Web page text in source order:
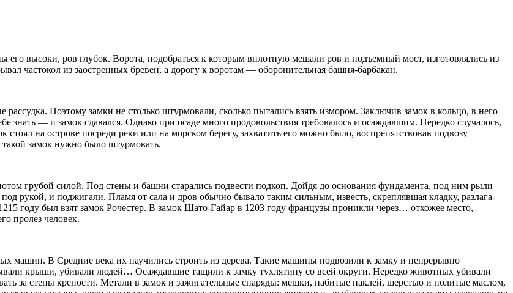
высоки, ров глубок. Ворота, подобраться к которым вплотную мешали ров и подъемный мост, изготовлялись из
частокол из заостренных бревен, а до­рогу к воротам — оборонительная башня-барбакан.
По­этому замки не столько штурмовали, сколько пытались взять измором. Заключив замок в кольцо, в него
знать — и замок сдавался. Однако при осаде много продовольствия требовалось и осаждавшим. Неред­ко случалось,
на острове посреди реки или на морском берегу, захватить его можно было, воспрепятствовав подвозу
такой замок нужно было штурмовать.
гру­бой силой. Под стены и башни старались подвести подкоп. Дойдя до основания фундамента, под ним рыли
ру­кой, и поджигали. Пламя от сала и дров обычно бывало таким сильным, известь, скрепляв­шая кладку, разлага­
году был взят замок Рочестер. В замок Шато-Гайар в 1203 году французы проникли через… отхожее место,
пролез человек.
ма­шин. В Средние века их научились стро­ить из дерева. Такие машины подвозили к замку и непрерывно
крыши, убивали людей… Осаждавшие тащили к замку тухлятину со всей округи. Нередко животных убивали
за стены крепо­сти. Метали в замок и зажигательные снаряды: мешки, набитые паклей, шер­стью и политые маслом,